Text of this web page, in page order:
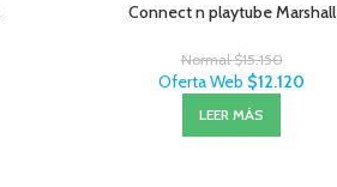
Connect n playtube Marshall
Normal$15.150
Oferta Web $12.120
LEER MÁS